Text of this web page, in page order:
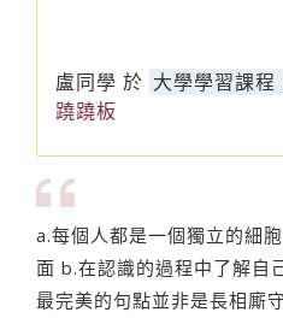
盧同學 於 大學學習課程
蹺蹺板
a.每個人都是一個獨立的細
面 b.在認識的過程中了解自
最完美的句點並非是長相廝